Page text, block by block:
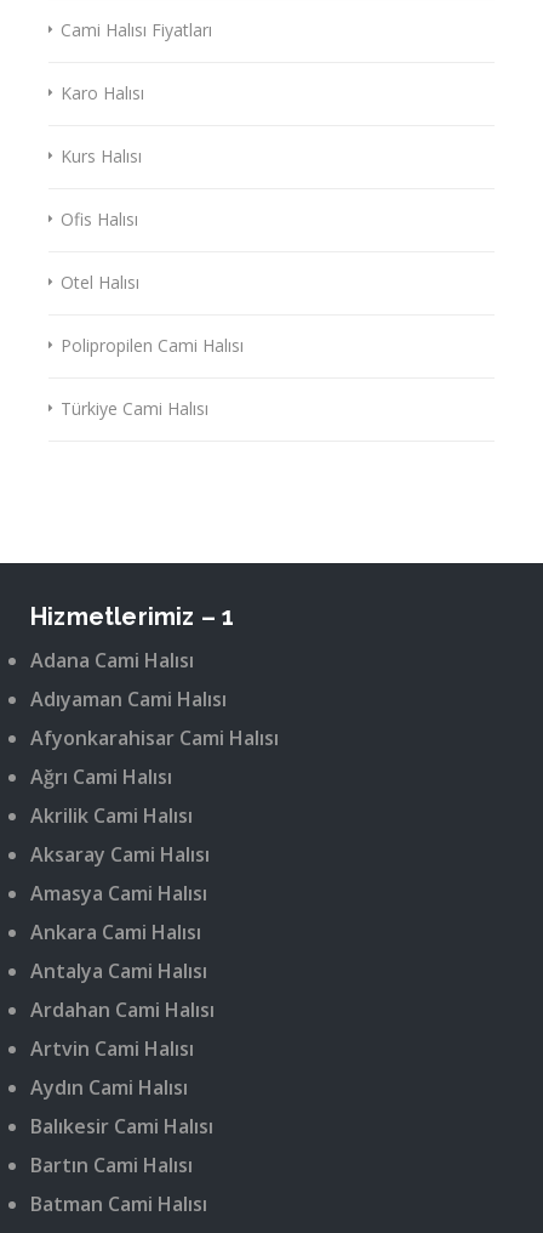
Cami Halısı Fiyatları
Karo Halısı
Kurs Halısı
Ofis Halısı
Otel Halısı
Polipropilen Cami Halısı
Türkiye Cami Halısı
Hizmetlerimiz – 1
Adana Cami Halısı
Adıyaman Cami Halısı
Afyonkarahisar Cami Halısı
Ağrı Cami Halısı
Akrilik Cami Halısı
Aksaray Cami Halısı
Amasya Cami Halısı
Ankara Cami Halısı
Antalya Cami Halısı
Ardahan Cami Halısı
Artvin Cami Halısı
Aydın Cami Halısı
Balıkesir Cami Halısı
Bartın Cami Halısı
Batman Cami Halısı